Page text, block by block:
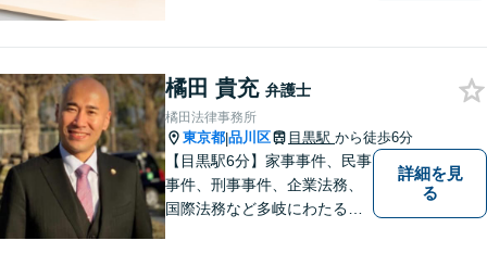
からない場合は、無料相談を
利用してご相談くださ
橘田 貴充 弁護士
橘田法律事務所
東京都|品川区 目黒駅 から徒歩6分
【目黒駅6分】家事事件、民事
事件、刑事事件、企業法務、
国際法務など多岐にわたる法
詳細を見
る